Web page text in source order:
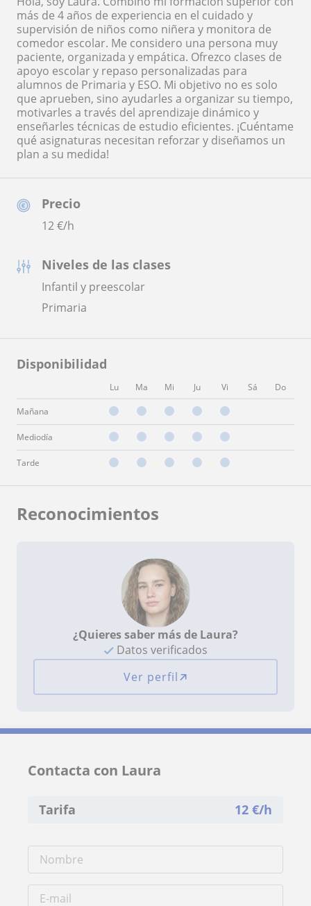
Precio
12€/h
Niveles de las clases
Infantil y preescolar
Primaria
Disponibilidad
Lu Ma Mi Ju Vi Sá Do
Mañana
Mediodía
Tarde
más de 4 años de experiencia en el cuidado y
supervisión de niños como niñera y monitora de
comedor escolar. Me considero una persona muy
paciente, organizada y empática. Ofrezco clases de
apoyo escolar y repaso personalizadas para
alumnos de Primaria y ESO. Mi objetivo no es solo
que aprueben, sino ayudarles a organizar su tiempo,
motivarles a través del aprendizaje dinámico y
enseñarles técnicas de estudio eficientes. ¡Cuéntame
qué asignaturas necesitan reforzar y diseñamos un
plan a su medida!
Reconocimientos
¿Quieres saber más de Laura?
Datos verificados
Ver perfil
Contacta con Laura
Tarifa 12 €/h